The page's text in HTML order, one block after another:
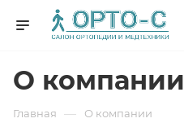
О компании
Главная — О компании